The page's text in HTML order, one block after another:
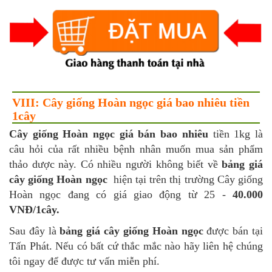
VIII: Cây giống Hoàn ngọc giá bao nhiêu tiền
1cây
Cây giống Hoàn ngọc giá bán bao nhiêutiền 1kg là
câu hỏi của rất nhiều bệnh nhân muốn mua sản phẩm
thảo dược này. Có nhiều người không biết vềbảng giá
cây giống Hoàn ngọchiện tại trên thị trường Cây giống
Hoàn ngọc đang có giá giao động từ 25 - 40.000
VNĐ/1cây.
Sau đây làbảng giá cây giống Hoàn ngọcđược bán tại
Tấn Phát. Nếu có bất cứ thắc mắc nào hãy liên hệ chúng
tôi ngay để được tư vấn miễn phí.